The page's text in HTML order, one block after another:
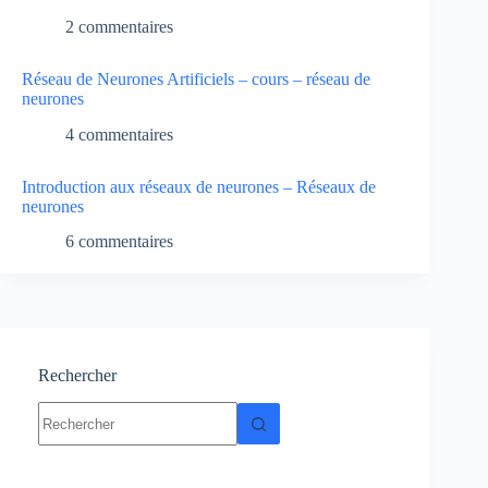
2 commentaires
Réseau de Neurones Artificiels – cours – réseau de
neurones
4 commentaires
Introduction aux réseaux de neurones – Réseaux de
neurones
6 commentaires
Rechercher
résultat